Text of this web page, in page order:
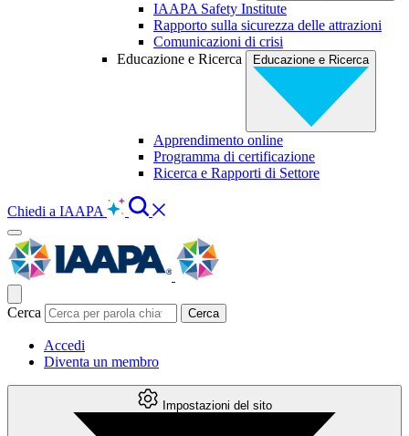
IAAPA Safety Institute
Rapporto sulla sicurezza delle attrazioni
Comunicazioni di crisi
Educazione e Ricerca
Educazione e Ricerca
Apprendimento online
Programma di certificazione
Ricerca e Rapporti di Settore
Chiedi a IAAPA
Cerca
Accedi
Diventa un membro
Impostazioni del sito